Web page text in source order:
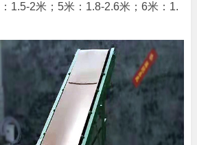
1.5-2米；5米：1.8-2.6米；6米：1.